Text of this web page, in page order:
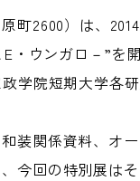
2600）は、2014
ウンガロ－”を開
学院短期大学各
装関係資料、オ
今回の特別展は